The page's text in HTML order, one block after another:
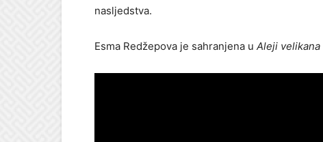
nasljedstva.
Esma Redžepova je sahranjena u Aleji velikana